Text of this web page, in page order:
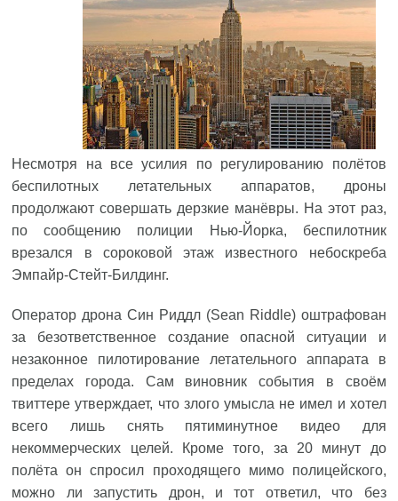
Несмотря на все усилия по регулированию полётов
беспилотных летательных аппаратов, дроны
продолжают совершать дерзкие манёвры. На этот раз,
по сообщению полиции Нью-Йорка, беспилотник
врезался в сороковой этаж известного небоскреба
Эмпайр-Стейт-Билдинг.
Оператор дрона Син Риддл (Sean Riddle) оштрафован
за безответственное создание опасной ситуации и
незаконное пилотирование летательного аппарата в
пределах города. Сам виновник события в своём
твиттере утверждает, что злого умысла не имел и хотел
всего лишь снять пятиминутное видео для
некоммерческих целей. Кроме того, за 20 минут до
полёта он спросил проходящего мимо полицейского,
можно ли запустить дрон, и тот ответил, что без